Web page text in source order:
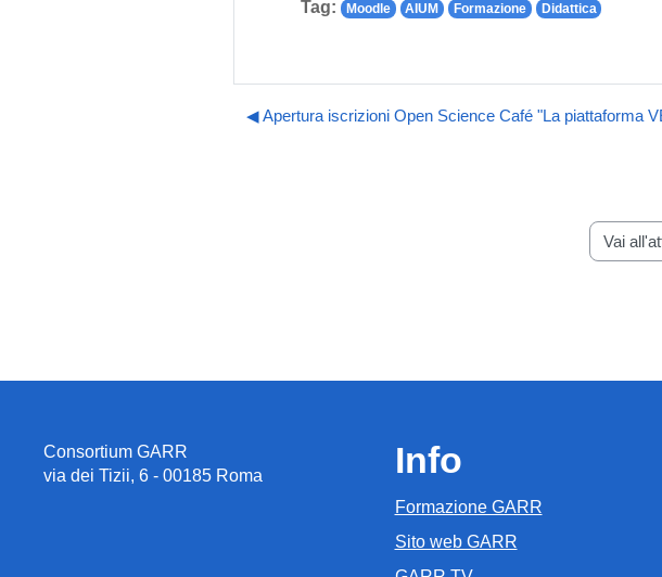
Tag: Moodle AIUM Formazione Didattica
◀︎ Apertura iscrizioni Open Science Café "La piattaforma
Vai
Consortium GARR
via dei Tizii, 6 - 00185 Roma
Info
Formazione GARR
Sito web GARR